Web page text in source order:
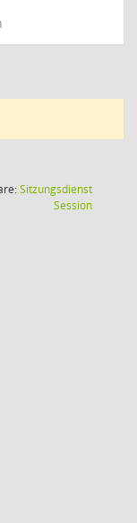
Sitzungsdienst
Session(Wird in